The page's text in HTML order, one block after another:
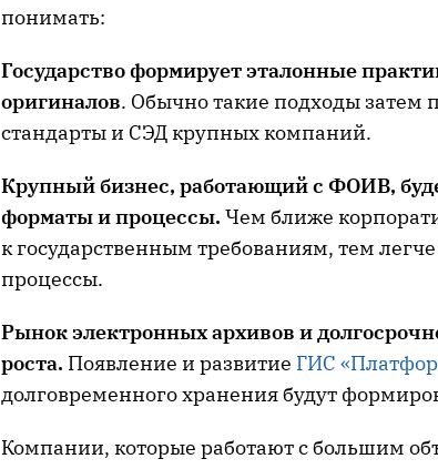
понимать:
Государство формируетэталонные
оригиналов. Обычно такие подходы затем
стандарты и СЭД крупных компаний.
Крупный бизнес, работающий с ФОИВ,
форматы и процессы. Чем ближе
к государственным требованиям, тем
процессы.
Рынок электронных архивов и
роста. Появление и развитие ГИС
долговременного хранения будут
Компании, которые работают с большим